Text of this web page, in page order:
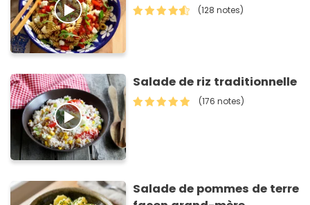
(128 notes)
Salade de riz traditionnelle
(176 notes)
Salade de pommes de terre